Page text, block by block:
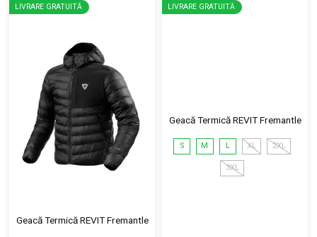
LIVRARE GRATUITĂ
Geacă Termică REVIT Fremantle
LIVRARE GRATUITĂ
Geacă Termică REVIT Fremantle
S M L XL 2XL
3XL